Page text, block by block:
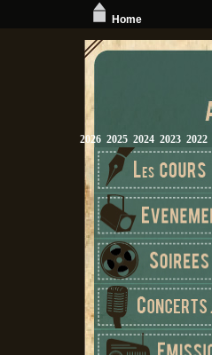
2026 2025 2024 2023 2022
Home